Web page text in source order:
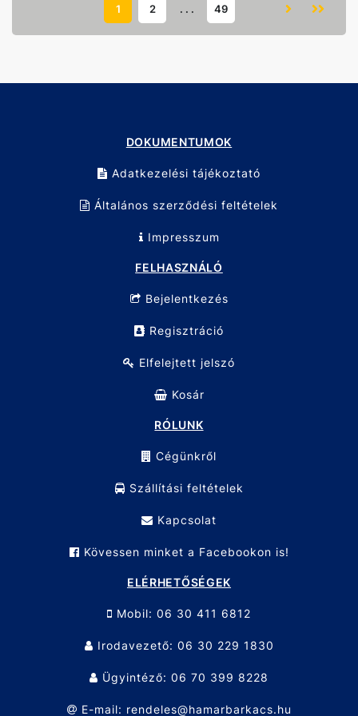
Különösen ajánlott faanyagok, lapok és panelek stabil
rögzítéséhez ragasztás, fúrás, vágás és szerelési munkák
Tanúsítvány: TÜV/GS
Csomagolás: Akasztókártya (Hangtag)
1 2 . . . 49
DOKUMENTUMOK
Adatkezelési tájékoztató
Általános szerződési feltételek
Impresszum
FELHASZNÁLÓ
Bejelentkezés
Regisztráció
Elfelejtett jelszó
Kosár
RÓLUNK
Cégünkről
Szállítási feltételek
Kapcsolat
Kövessen minket a Facebookon is!
ELÉRHETŐSÉGEK
Mobil: 06 30 411 6812
Irodavezető: 06 30 229 1830
Ügyintéző: 06 70 399 8228
E-mail: rendeles@hamarbarkacs.hu